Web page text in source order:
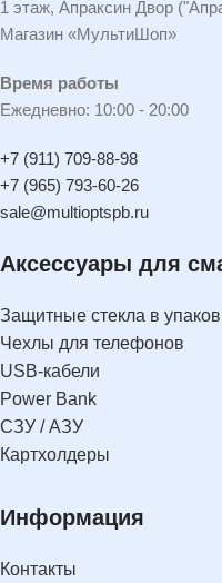
1 этаж, Апраксин Двор
Магазин «МультиШоп»
Время работы
Ежедневно: 10:00 - 20:00
+7 (911) 709-88-98
+7 (965) 793-60-26
sale@multioptspb.ru
Аксессуары для
Защитные стекла в
Чехлы для телефонов
USB-кабели
Power Bank
СЗУ / АЗУ
Картхолдеры
Информация
Контакты